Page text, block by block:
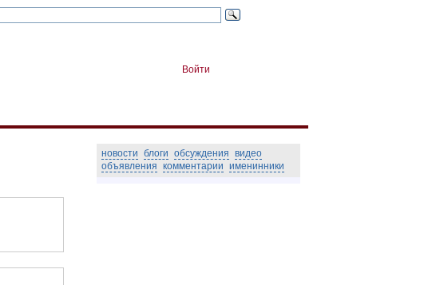
Войти
новости блоги обсуждения видео
объявления комментарии именинники